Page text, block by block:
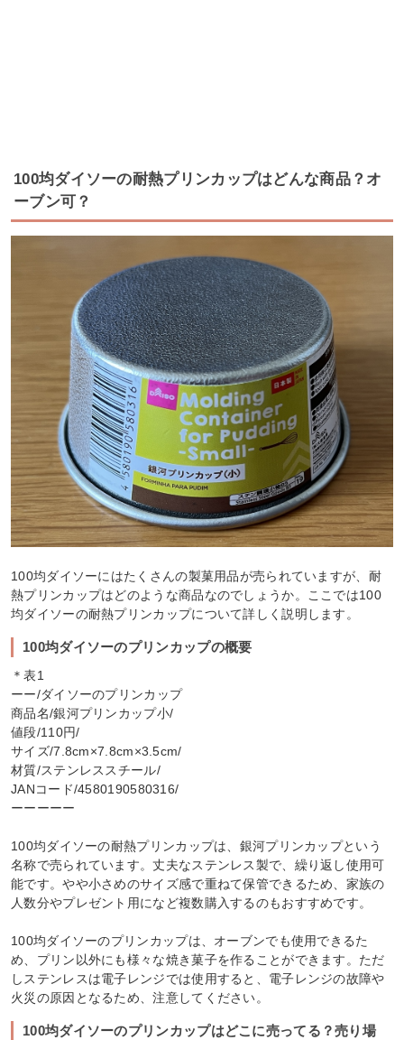
100均ダイソーの耐熱プリンカップはどんな商品？オ
ーブン可？
100均ダイソーにはたくさんの製菓用品が売られていますが、耐
熱プリンカップはどのような商品なのでしょうか。ここでは100
均ダイソーの耐熱プリンカップについて詳しく説明します。
100均ダイソーのプリンカップの概要
＊表1
ーー/ダイソーのプリンカップ
商品名/銀河プリンカップ小/
値段/110円/
サイズ/7.8cm×7.8cm×3.5cm/
材質/ステンレススチール/
JANコード/4580190580316/
ーーーーー
100均ダイソーの耐熱プリンカップは、銀河プリンカップという
名称で売られています。丈夫なステンレス製で、繰り返し使用可
能です。やや小さめのサイズ感で重ねて保管できるため、家族の
人数分やプレゼント用になど複数購入するのもおすすめです。
100均ダイソーのプリンカップは、オーブンでも使用できるた
め、プリン以外にも様々な焼き菓子を作ることができます。ただ
しステンレスは電子レンジでは使用すると、電子レンジの故障や
火災の原因となるため、注意してください。
100均ダイソーのプリンカップはどこに売ってる？売り場